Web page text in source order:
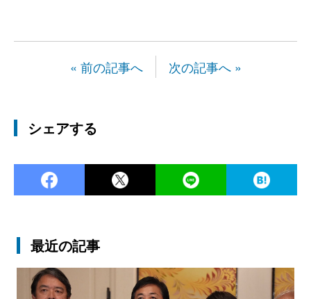
« 前の記事へ 次の記事へ »
シェアする
Facebook Twitter
最近の記事